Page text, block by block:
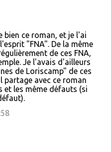
bien ce roman, et je l'ai
"FNA". De la même
de ces FNA,
Je l'avais d'ailleurs
de Loriscamp" de ces
partage avec ce roman
et les même défauts (si